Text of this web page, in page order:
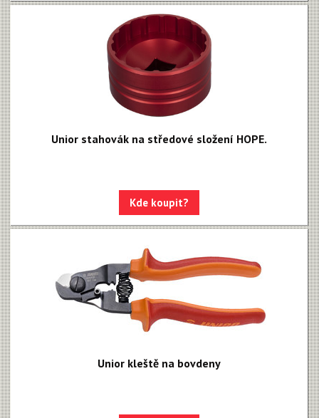
Unior stahovák na středové složení HOPE.
Kde koupit?
Unior kleště na bovdeny